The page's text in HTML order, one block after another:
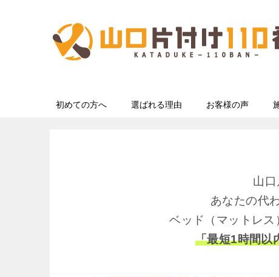
初めての方へ 選ばれる理由 お客様の声
山
あなたの代
ベッド（マットレ
「最短1時間以